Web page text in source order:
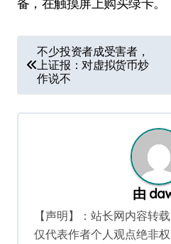
章
导
航
不少投资者成受害者，
上证报：对虚拟货币炒
作说不
由
【声明】：站长网内容转
仅代表作者个人观点绝非